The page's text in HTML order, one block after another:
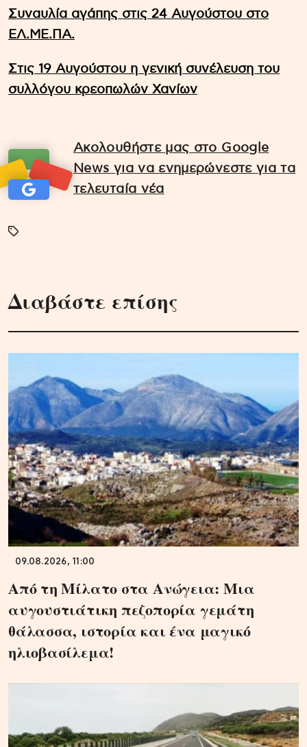
Συναυλία αγάπης στις 24 Αυγούστου στο
ΕΛ.ΜΕ.ΠΑ.
Στις 19 Αυγούστου η γενική συνέλευση του
συλλόγου κρεοπωλών Χανίων
Ακολουθήστε μας στο Google
News για να ενημερώνεστε για τα
τελευταία νέα
Διαβάστε επίσης
09.08.2026, 11:00
Από τη Μίλατο στα Ανώγεια: Μια
αυγουστιάτικη πεζοπορία γεμάτη
θάλασσα, ιστορία και ένα μαγικό
ηλιοβασίλεμα!